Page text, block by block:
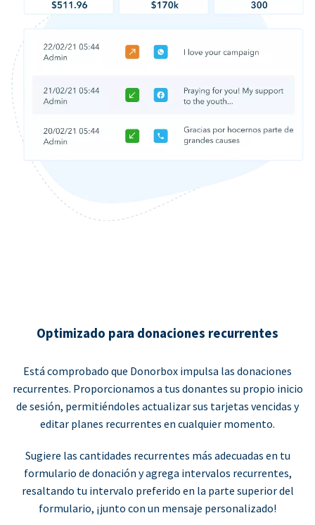
Optimizado para donaciones recurrentes
Está comprobado que Donorbox impulsa las donaciones
recurrentes. Proporcionamos a tus donantes su propio inicio
de sesión, permitiéndoles actualizar sus tarjetas vencidas y
editar planes recurrentes en cualquier momento.
Sugiere las cantidades recurrentes más adecuadas en tu
formulario de donación y agrega intervalos recurrentes,
resaltando tu intervalo preferido en la parte superior del
formulario, ¡junto con un mensaje personalizado!